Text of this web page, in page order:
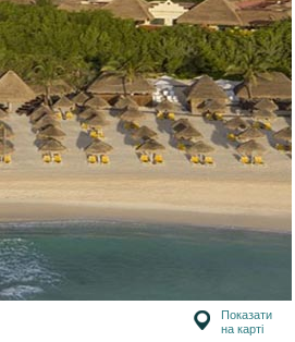
Показати
на карті